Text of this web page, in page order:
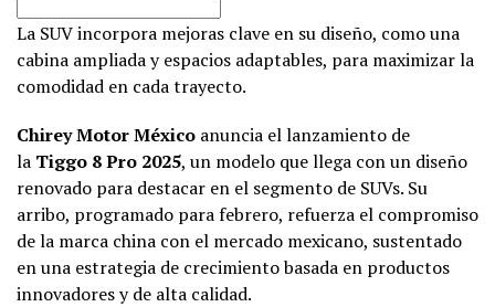
La SUV incorpora mejoras clave en su diseño, como una
cabina ampliada y espacios adaptables, para maximizar la
comodidad en cada trayecto.
Chirey Motor México anuncia el lanzamiento de
la Tiggo 8 Pro 2025, un modelo que llega con un diseño
renovado para destacar en el segmento de SUVs. Su
arribo, programado para febrero, refuerza el compromiso
de la marca china con el mercado mexicano, sustentado
en una estrategia de crecimiento basada en productos
innovadores y de alta calidad.